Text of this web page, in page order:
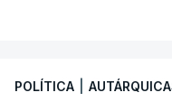
POLÍTICA